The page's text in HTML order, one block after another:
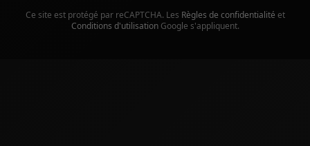
Ce site est protégé par reCAPTCHA. Les Règles de confidentialité et
Conditions d'utilisationGoogle s'appliquent.